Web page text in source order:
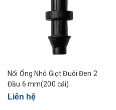
Nối Ống Nhỏ Giọt Đuôi Đen 2
Đầu 6 mm(200 cái)
Liên hệ